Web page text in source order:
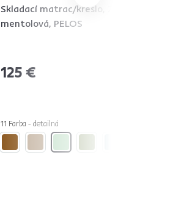
Skladací matrac/kreslo, 2v1,
mentolová, PELOS
125 €
11 Farba - detailná